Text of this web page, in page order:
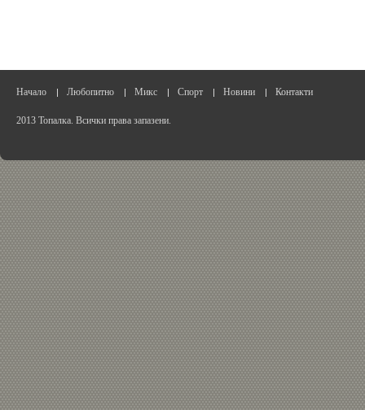
Начало Любопитно Микс Спорт Новини Контакти
2013 Топалка. Всички права запазени.